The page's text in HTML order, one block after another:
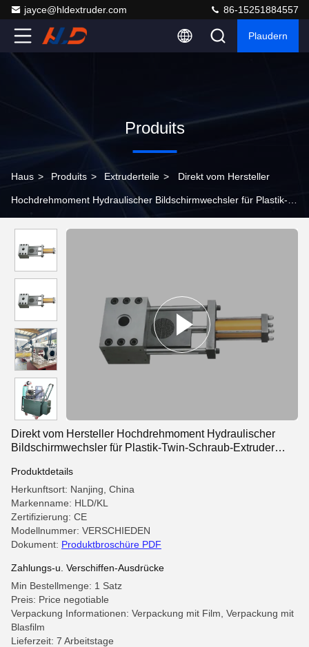
jayce@hldextruder.com 86-15251884557
Plaudern
Produits
Haus > Produits > Extruderteile > Direkt vom Hersteller
Hochdrehmoment Hydraulischer Bildschirmwechsler für Plastik-
Direkt vom Hersteller Hochdrehmoment Hydraulischer
Bildschirmwechsler für Plastik-Twin-Schraub-Extruder
Produktdetails
Herkunftsort: Nanjing, China
Markenname: HLD/KL
Zertifizierung: CE
Modellnummer: VERSCHIEDEN
Dokument: Produktbroschüre PDF
Zahlungs-u. Verschiffen-Ausdrücke
Min Bestellmenge: 1 Satz
Preis: Price negotiable
Verpackung Informationen: Verpackung mit Film, Verpackung mit
Blasfilm
Lieferzeit: 7 Arbeitstage